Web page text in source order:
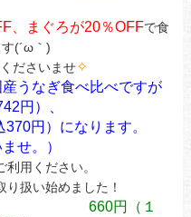
、まぐろが20％OFFで食
(´ω｀)
ださいませ✧︎
産うなぎ食べ比べですが
円）、
円）になります。
せ。）
用ください。
り扱い始めました！
蛇” 660円（１